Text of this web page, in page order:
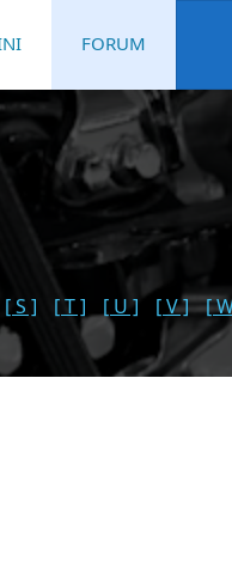
FORUM
[ S ] [ T ] [ U ] [ V ]
[